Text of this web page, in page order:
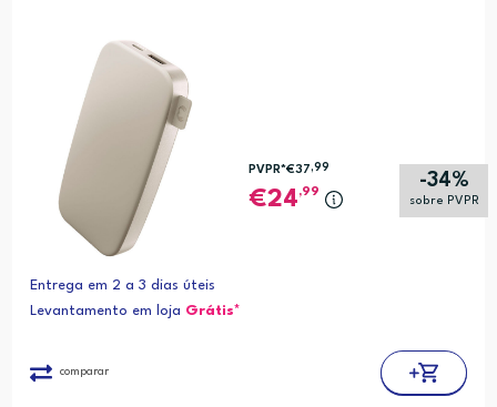
-34%
sobre PVPR
PVPR*€37 ,99
24,99
Entrega em 2 a 3 dias úteis
Levantamento em loja Grátis*
comparar